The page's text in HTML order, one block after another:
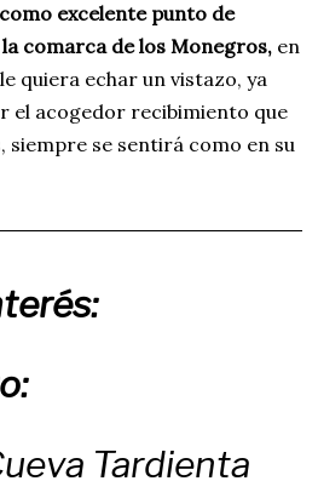
excelente punto de
comarca de los Monegros, en
quiera echar un vistazo, ya
el acogedor recibimiento que
siempre se sentirá como en su
Tardienta